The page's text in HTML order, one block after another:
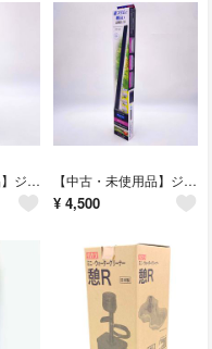
【中古・未使用品】ジェックス セーフカバーナビパック 160 GEX ヒーター+サーモスタット 60cm以下水槽用 アクアリウム 【中古・未使用品】ジェックス クリアLED フラッティ 600BK GEX 高輝度LED照明 60cm水槽用 アクアリウム
¥ 4,500